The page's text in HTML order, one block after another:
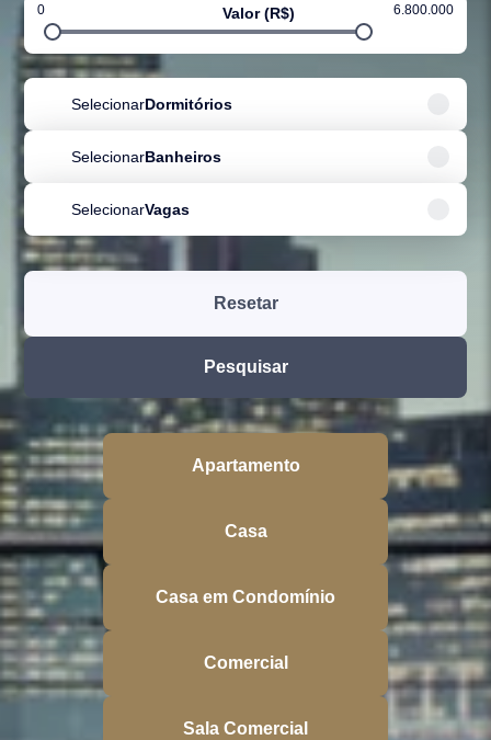
0 Valor (R$) 6.800.000
SelecionarDormitórios
SelecionarBanheiros
SelecionarVagas
Resetar
Pesquisar
Apartamento
Casa
Casa em Condomínio
Comercial
Sala Comercial